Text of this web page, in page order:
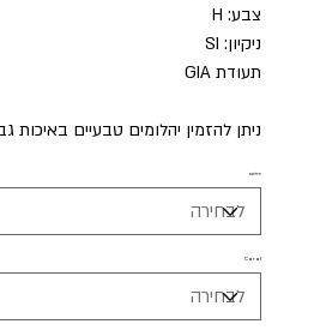
צבע: H
ניקיון: SI
תעודת GIA
ניתן להזמין יהלומים טבעיים באיכות
יהלום
Carat